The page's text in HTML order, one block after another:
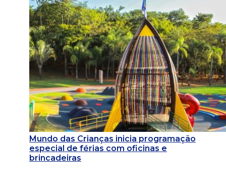
Mundo das Crianças inicia programação
especial de férias com oficinas e
brincadeiras